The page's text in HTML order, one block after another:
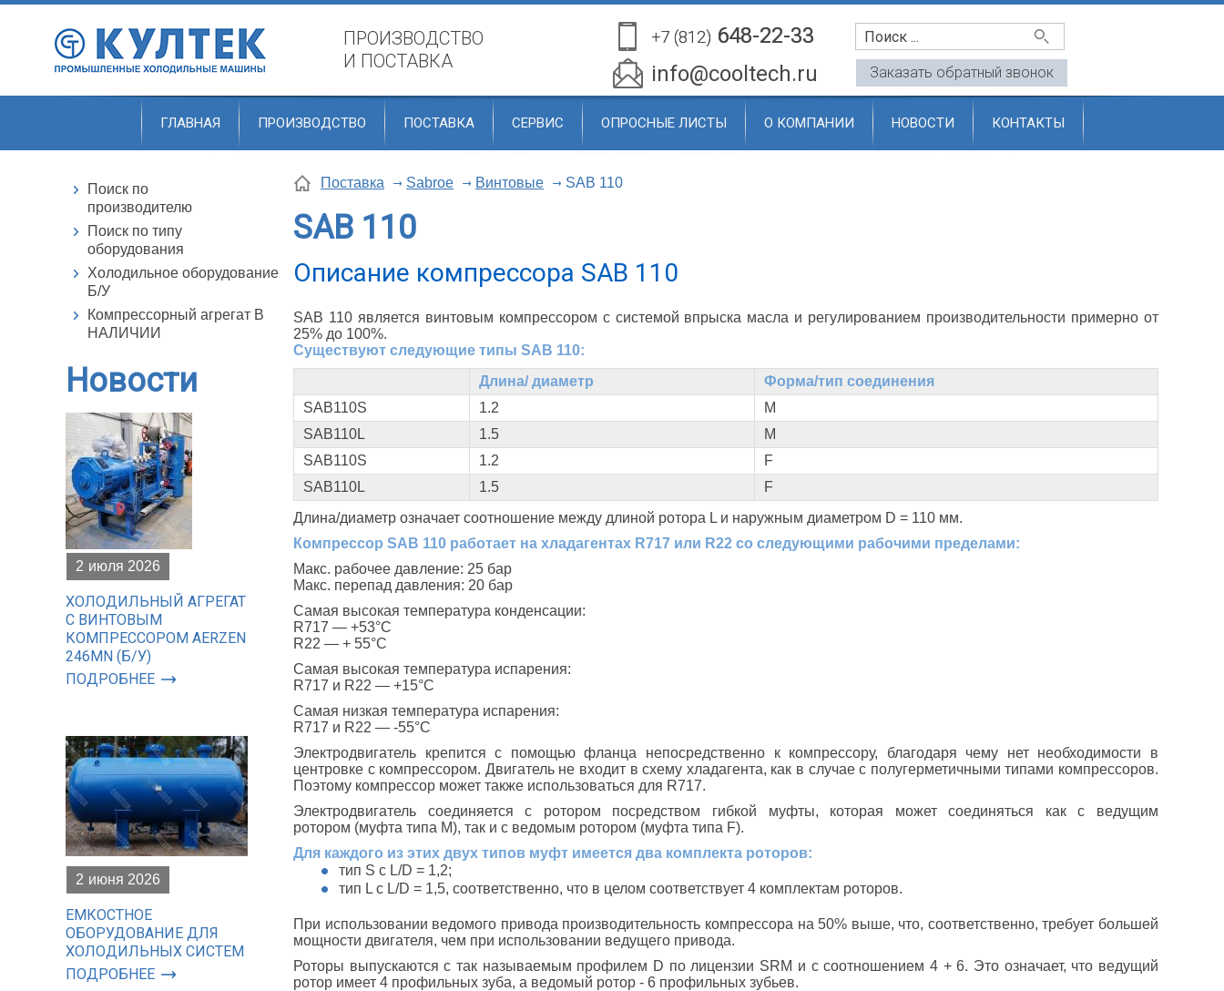
ПРОИЗВОДСТВО
И ПОСТАВКА
+7 (812) 648-22-33
info@cooltech.ru
Заказать обратный звонок
+7 (812) 648-22-33
ГЛАВНАЯ ПРОИЗВОДСТВО ПОСТАВКА СЕРВИС ОПРОСНЫЕ ЛИСТЫ О КОМПАНИИ НОВОСТИ КОНТАКТЫ
Поиск по
производителю
Поиск по типу
оборудования
Холодильное оборудование
Б/У
Компрессорный агрегат В
НАЛИЧИИ
Новости
2 июля 2026
ХОЛОДИЛЬНЫЙ АГРЕГАТ
С ВИНТОВЫМ
КОМПРЕССОРОМ AERZEN
246MN (Б/У)
ПОДРОБНЕЕ
2 июня 2026
ЕМКОСТНОЕ
ОБОРУДОВАНИЕ ДЛЯ
ХОЛОДИЛЬНЫХ СИСТЕМ
ПОДРОБНЕЕ
Поставка Sabroe Винтовые SAB 110
SAB 110
Описание компрессора SAB 110
SAB 110 является винтовым компрессором с системой впрыска масла и регулированием производительности примерно от
25% до 100%.
Существуют следующие типы SAB 110:
Длина/ диаметр
Форма/тип соединения
SAB110S
1.2
М
SAB110L
1.5
М
SAB110S
1.2
F
SAB110L
1.5
F
Длина/диаметр означает соотношение между длиной ротора L и наружным диаметром D = 110 мм.
Компрессор SAB 110 работает на хладагентах R717 или R22 со следующими рабочими пределами:
Макс. рабочее давление: 25 бар
Макс. перепад давления: 20 бар
Самая высокая температура конденсации:
R717 — +53°С
R22 — + 55°С
Самая высокая температура испарения:
R717 и R22 — +15°С
Самая низкая температура испарения:
R717 и R22 — -55°С
Электродвигатель крепится с помощью фланца непосредственно к компрессору, благодаря чему нет необходимости в
центровке с компрессором. Двигатель не входит в схему хладагента, как в случае с полугерметичными типами компрессоров.
Поэтому компрессор может также использоваться для R717.
Электродвигатель соединяется с ротором посредством гибкой муфты, которая может соединяться как с ведущим
ротором (муфта типа М), так и с ведомым ротором (муфта типа F).
Для каждого из этих двух типов муфт имеется два комплекта роторов:
тип S с L/D = 1,2;
тип L с L/D = 1,5, соответственно, что в целом соответствует 4 комплектам роторов.
При использовании ведомого привода производительность компрессора на 50% выше, что, соответственно, требует большей
мощности двигателя, чем при использовании ведущего привода.
Роторы выпускаются с так называемым профилем D по лицензии SRM и с соотношением 4 + 6. Это означает, что ведущий
ротор имеет 4 профильных зуба, а ведомый ротор - 6 профильных зубьев.